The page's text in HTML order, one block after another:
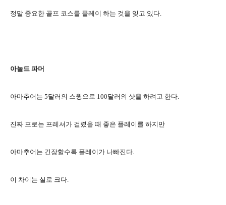
정말 중요한 골프 코스를 플레이 하는 것을 잊고 있다.
아놀드 파머
아마추어는 5달러의 스윙으로 100달러의 샷을 하려고 한다.
진짜 프로는 프레셔가 걸렸을 때 좋은 플레이를 하지만
아마추어는 긴장할수록 플레이가 나빠진다.
이 차이는 실로 크다.